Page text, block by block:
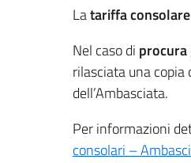
Latariffa consolare
Nel caso di procura
rilasciata una copia
dell’Ambasciata.
Per informazioni
consolari –